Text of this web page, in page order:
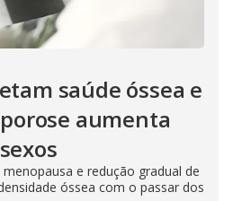
saúde óssea e
aumenta
e redução gradual de
óssea com o passar dos